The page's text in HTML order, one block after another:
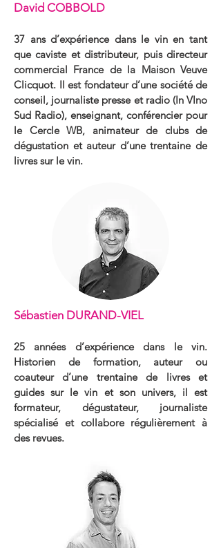
David COBBOLD
37 ans d’expérience dans le vin en tant
que caviste et distributeur, puis directeur
commercial France de la Maison Veuve
Clicquot. Il est fondateur d’une société de
conseil, journaliste presse et radio (In VIno
Sud Radio), enseignant, conférencier pour
le Cercle WB, animateur de clubs de
dégustation et auteur d’une trentaine de
livres sur le vin.
Sébastien DURAND-VIEL
25 années d’expérience dans le vin.
Historien de formation, auteur ou
coauteur d’une trentaine de livres et
guides sur le vin et son univers, il est
formateur, dégustateur, journaliste
spécialisé et collabore régulièrement à
des revues.